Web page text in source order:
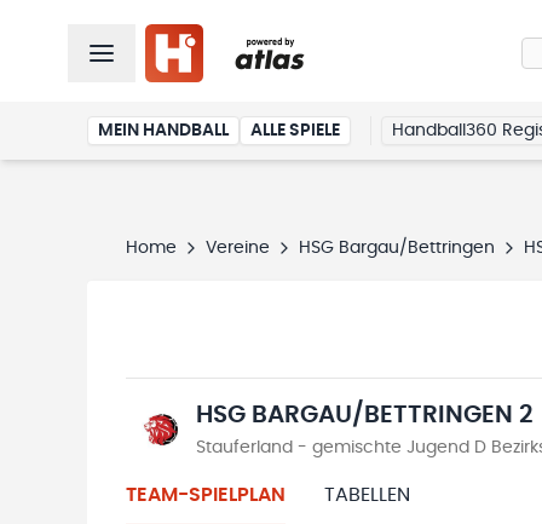
MEIN HANDBALL ALLE SPIELE Handball360
Home Vereine HSG Bargau/Bettringen
HSG BARGAU/BETTRINGEN 2
Stauferland - gemischte Jugend D
TEAM-SPIELPLAN TABELLEN